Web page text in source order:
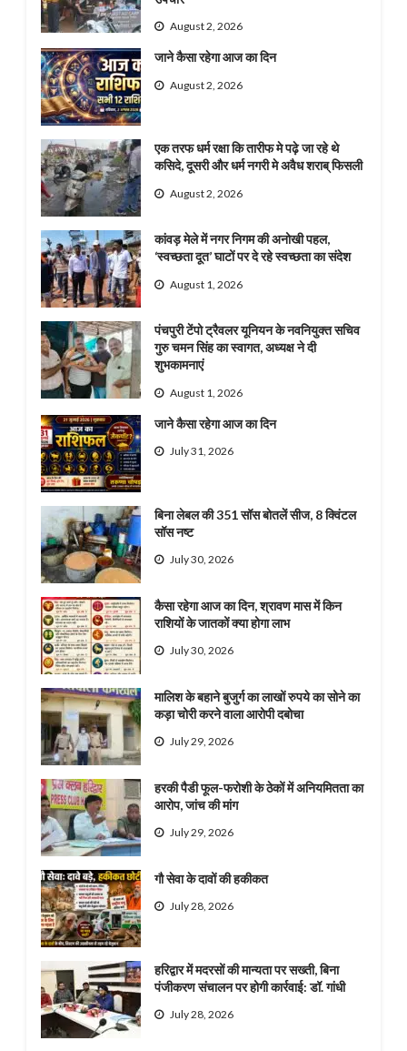
August 2, 2026
जाने कैसा रहेगा आज का दिन
August 2, 2026
एक तरफ धर्म रक्षा कि तारीफ मे पढ़े जा रहे थे
कसिदे, दूसरी और धर्म नगरी मे अवैध शराब् फिसली
August 2, 2026
कांवड़ मेले में नगर निगम की अनोखी पहल,
‘स्वच्छता दूत’ घाटों पर दे रहे स्वच्छता का संदेश
August 1, 2026
पंचपुरी टेंपो ट्रैवलर यूनियन के नवनियुक्त सचिव
गुरु चमन सिंह का स्वागत, अध्यक्ष ने दी
शुभकामनाएं
August 1, 2026
जाने कैसा रहेगा आज का दिन
July 31, 2026
बिना लेबल की 351 सॉस बोतलें सीज, 8 क्विंटल
सॉस नष्ट
July 30, 2026
कैसा रहेगा आज का दिन, श्रावण मास में किन
राशियों के जातकों क्या होगा लाभ
July 30, 2026
मालिश के बहाने बुजुर्ग का लाखों रुपये का सोने का
कड़ा चोरी करने वाला आरोपी दबोचा
July 29, 2026
हरकी पैडी फूल-फरोशी के ठेकों में अनियमितता का
आरोप, जांच की मांग
July 29, 2026
गौ सेवा के दावों की हकीकत
July 28, 2026
हरिद्वार में मदरसों की मान्यता पर सख्ती, बिना
पंजीकरण संचालन पर होगी कार्रवाई: डॉ. गांधी
July 28, 2026